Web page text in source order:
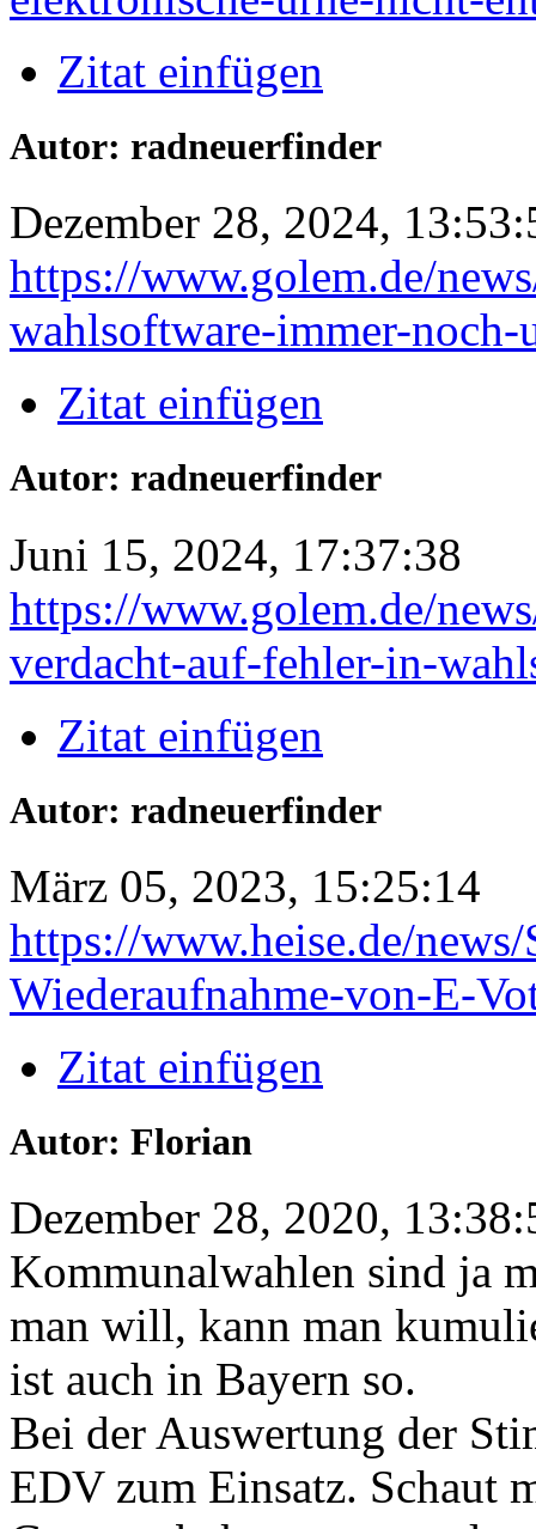
Zitat einfügen
Autor: radneuerfinder
Dezember 28, 2024,
https://www.golem.de/
wahlsoftware-immer-
Zitat einfügen
Autor: radneuerfinder
Juni 15, 2024, 17:37:38
https://www.golem.de/
verdacht-auf-fehler-in-
Zitat einfügen
Autor: radneuerfinder
März 05, 2023, 15:25:14
https://www.heise.de/
Wiederaufnahme-von-E-
Zitat einfügen
Autor: Florian
Dezember 28, 2020,
Kommunalwahlen sind ja
man will, kann man
ist auch in Bayern so.
Bei der Auswertung der
EDV zum Einsatz. Schaut